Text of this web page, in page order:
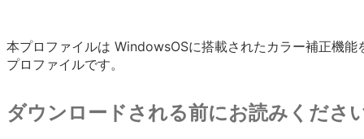
本プロファイルは WindowsOSに搭載されたカラー補正機
プロファイルです。
ダウンロードされる前にお読みくださ